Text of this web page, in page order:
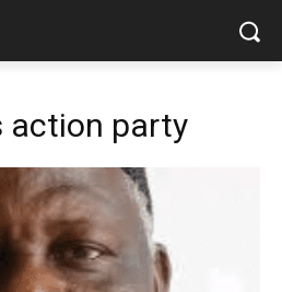
action party